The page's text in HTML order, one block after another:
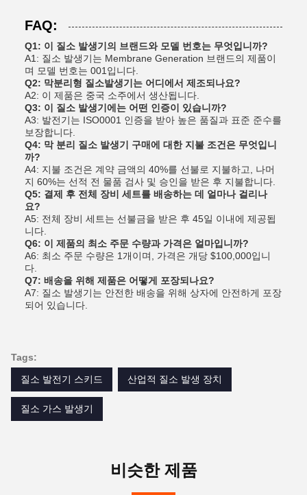
FAQ:
Q1: 이 질소 발생기의 브랜드와 모델 번호는 무엇입니까?
A1: 질소 발생기는 Membrane Generation 브랜드의 제품이
며 모델 번호는 001입니다.
Q2: 막분리형 질소발생기는 어디에서 제조되나요?
A2: 이 제품은 중국 소주에서 생산됩니다.
Q3: 이 질소 발생기에는 어떤 인증이 있습니까?
A3: 발전기는 ISO0001 인증을 받아 높은 품질과 표준 준수를
보장합니다.
Q4: 막 분리 질소 발생기 구매에 대한 지불 조건은 무엇입니
까?
A4: 지불 조건은 계약 금액의 40%를 선불로 지불하고, 나머
지 60%는 선적 전 물품 검사 및 승인을 받은 후 지불합니다.
Q5: 결제 후 전체 장비 세트를 배송하는 데 얼마나 걸리나
요?
A5: 전체 장비 세트는 선불금을 받은 후 45일 이내에 제공됩
니다.
Q6: 이 제품의 최소 주문 수량과 가격은 얼마입니까?
A6: 최소 주문 수량은 1개이며, 가격은 개당 $100,000입니
다.
Q7: 배송을 위해 제품은 어떻게 포장되나요?
A7: 질소 발생기는 안전한 배송을 위해 상자에 안전하게 포장
되어 있습니다.
Tags:
질소 발전기 스키드
산업적 질소 발생 장치
질소 가스 발생기
비슷한 제품